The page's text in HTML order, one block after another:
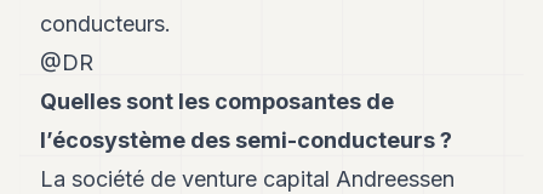
19
18
Andy
Andy
conducteurs.
@DR
Quelles sont les composantes de
l’écosystème des semi-conducteurs ?
La société de venture capital Andreessen